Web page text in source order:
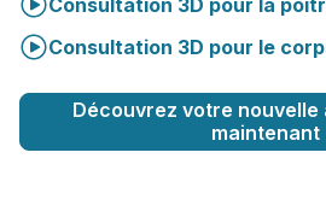
Consultation 3D pour le
Découvrez votre nouvelle
maintenant